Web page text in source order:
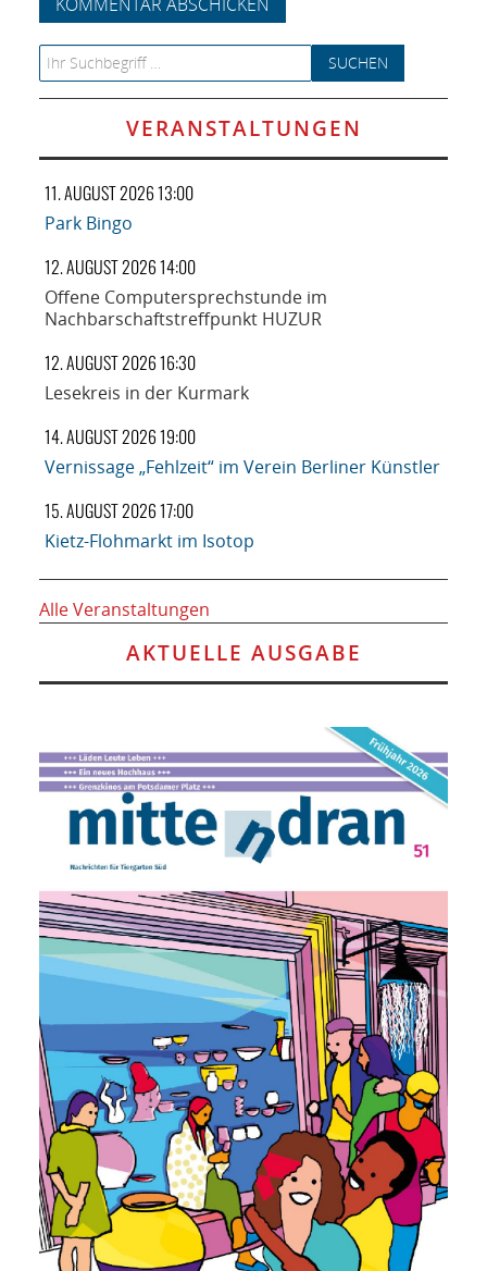
Search for:
VERANSTALTUNGEN
11. AUGUST 2026 13:00
Park Bingo
12. AUGUST 2026 14:00
Offene Computersprechstunde im
Nachbarschaftstreffpunkt HUZUR
12. AUGUST 2026 16:30
Lesekreis in der Kurmark
14. AUGUST 2026 19:00
Vernissage „Fehlzeit“ im Verein Berliner Künstler
15. AUGUST 2026 17:00
Kietz-Flohmarkt im Isotop
Alle Veranstaltungen
AKTUELLE AUSGABE